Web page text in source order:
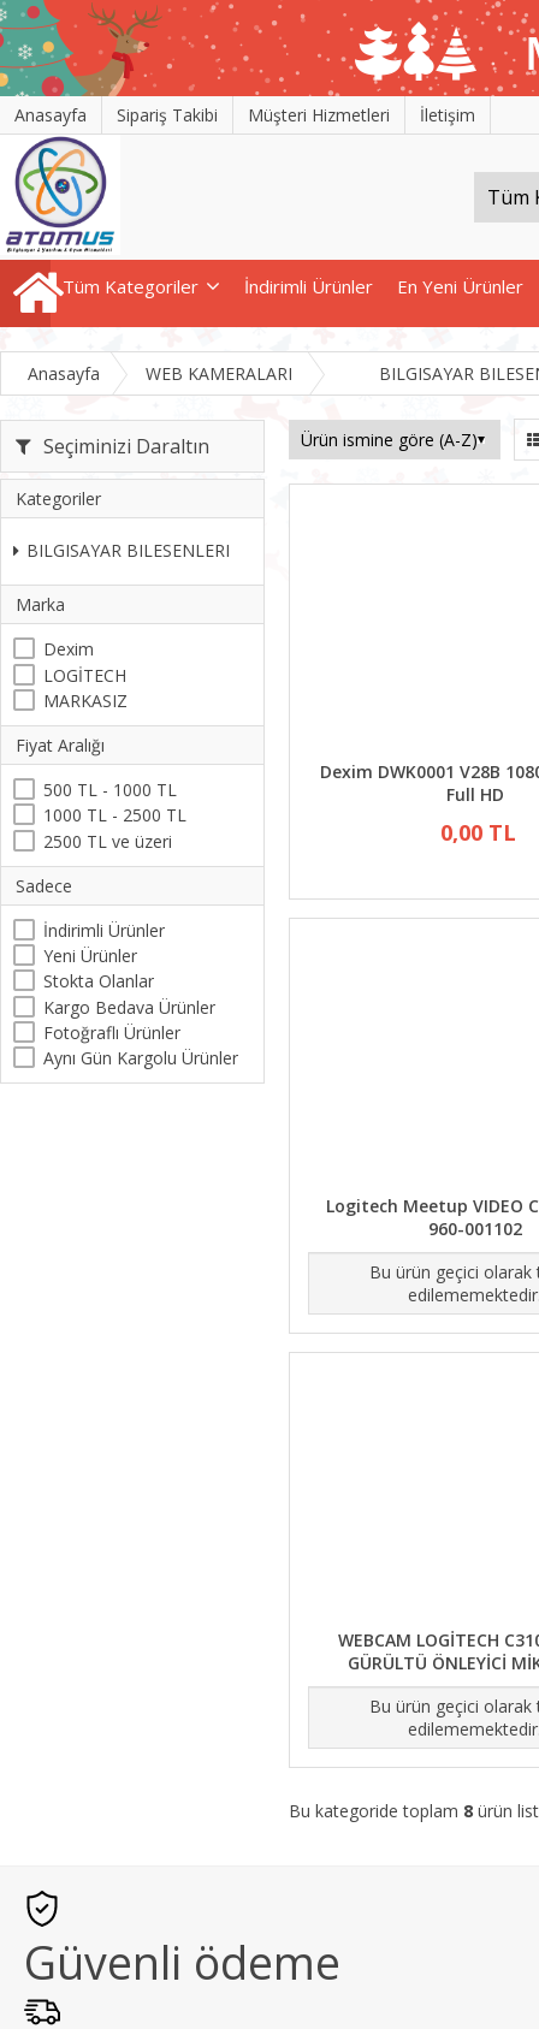
Anasayfa Sipariş Takibi Müşteri Hizmetleri İletişim
Tüm Kategoriler İndirimli Ürünler En Yeni Ürünler
Anasayfa WEB KAMERALARI BILGISAYAR
Seçiminizi Daraltın
Kategoriler
BILGISAYAR BILESENLERI
Marka
Dexim
LOGİTECH
MARKASIZ
Fiyat Aralığı
500 TL - 1000 TL
1000 TL - 2500 TL
2500 TL ve üzeri
Sadece
İndirimli Ürünler
Yeni Ürünler
Stokta Olanlar
Kargo Bedava Ürünler
Fotoğraflı Ürünler
Aynı Gün Kargolu Ürünler
Dexim DWK0001 V28B
Full HD
0,00 TL
Logitech Meetup VIDEO
960-001102
Bu ürün geçici olarak
WEBCAM LOGİTECH
GÜRÜLTÜ ÖNLEYİCİ
Bu ürün geçici olarak
Bu kategoride toplam 8 ürün
Güvenli ödeme